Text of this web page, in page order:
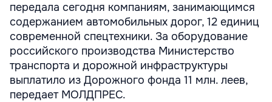
передала сегодня компаниям, занимающимся
содержанием автомобильных дорог, 12 единиц
современной спецтехники. За оборудование
российского производства Министерство
транспорта и дорожной инфраструктуры
выплатило из Дорожного фонда 11 млн. леев,
передает МОЛДПРЕС.